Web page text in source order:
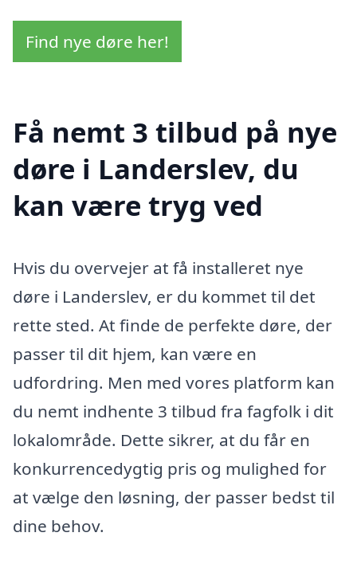
Find nye døre her!
Få nemt 3 tilbud på nye
døre i Landerslev, du
kan være tryg ved
Hvis du overvejer at få installeret nye
døre i Landerslev, er du kommet til det
rette sted. At finde de perfekte døre, der
passer til dit hjem, kan være en
udfordring. Men med vores platform kan
du nemt indhente 3 tilbud fra fagfolk i dit
lokalområde. Dette sikrer, at du får en
konkurrencedygtig pris og mulighed for
at vælge den løsning, der passer bedst til
dine behov.